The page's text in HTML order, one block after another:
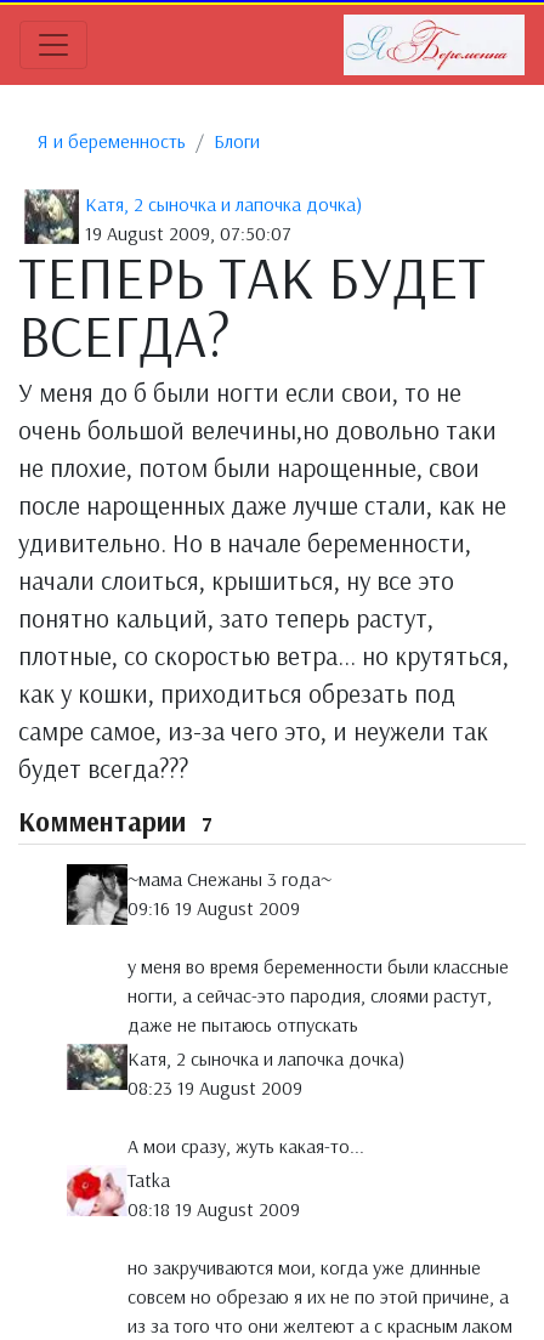
Я и беременность Блоги
Катя, 2 сыночка и лапочка дочка)
19 August 2009, 07:50:07
ТЕПЕРЬ ТАК БУДЕТ
ВСЕГДА?
У меня до б были ногти если свои, то не
очень большой велечины,но довольно таки
не плохие, потом были нарощенные, свои
после нарощенных даже лучше стали, как не
удивительно. Но в начале беременности,
начали слоиться, крышиться, ну все это
понятно кальций, зато теперь растут,
плотные, со скоростью ветра... но крутяться,
как у кошки, приходиться обрезать под
самре самое, из-за чего это, и неужели так
будет всегда???
Комментарии 7
~мама Снежаны 3 года~
09:16 19 August 2009
у меня во время беременности были классные
ногти, а сейчас-это пародия, слоями растут,
даже не пытаюсь отпускать
Катя, 2 сыночка и лапочка дочка)
08:23 19 August 2009
А мои сразу, жуть какая-то...
Tatka
08:18 19 August 2009
но закручиваются мои, когда уже длинные
совсем но обрезаю я их не по этой причине, а
из за того что они желтеют а с красным лаком